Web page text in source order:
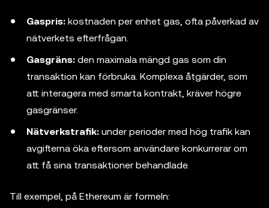
Gaspris: kostnaden per enhet gas, ofta påverkad av
nätverkets efterfrågan.
Gasgräns: den maximala mängd gas som din
transaktion kan förbruka. Komplexa åtgärder, som
att interagera med smarta kontrakt, kräver högre
gasgränser.
Nätverkstrafik: under perioder med hög trafik kan
avgifterna öka eftersom användare konkurrerar om
att få sina transaktioner behandlade.
Till exempel, på Ethereum är formeln: